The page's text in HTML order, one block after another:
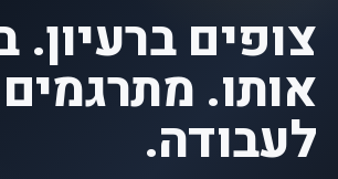
צופים ברעיון.
אותו. מתרגמים
לעבודה.